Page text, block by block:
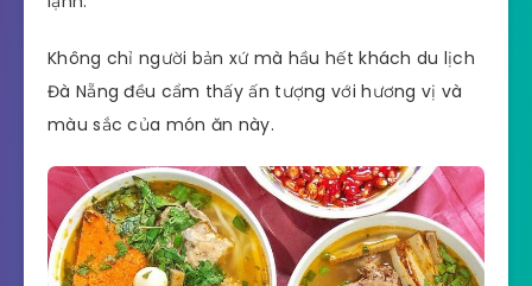
Không chỉ người bản xứ mà hầu hết khách du lịch
Đà Nẵng đều cẩm thấy ấn tượng với hương vị và
màu sắc của món ăn này.